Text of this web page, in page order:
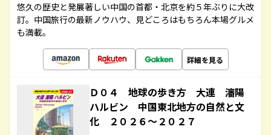
悠久の歴史と発展著しい中国の首都・北京を約５年ぶりに大改
訂。中国旅行の最新ノウハウ、見どころはもちろん本場グルメ
も満載。
詳細を見る
Ｄ０４ 地球の歩き方 大連 瀋陽
ハルビン 中国東北地方の自然と文
化 ２０２６～２０２７